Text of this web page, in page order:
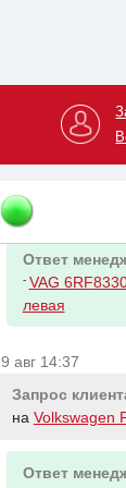
Ответ
9 авг 14:36
наVolkswagen
Ответ
- VAG
левая
9 авг 14:37
Запрос
на Volkswagen
Ответ